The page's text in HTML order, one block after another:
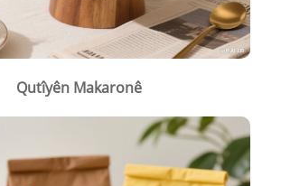
Qutîyên Makaronê